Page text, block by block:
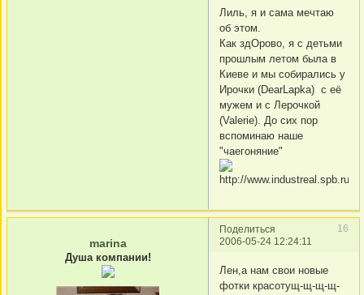
Лиль, я и сама мечтаю
об этом.
Как здОрово, я с детьми
прошлым летом была в
Киеве и мы собирались у
Ирочки (DearLapka) с её
мужем и с Лерочкой
(Valerie). До сих пор
вспоминаю наше
"чаегоняние"
Поделиться
16
2006-05-24 12:24:11
marina
Душа компании!
Лен,а нам свои новые
фотки красотущ-щ-щ-щ-